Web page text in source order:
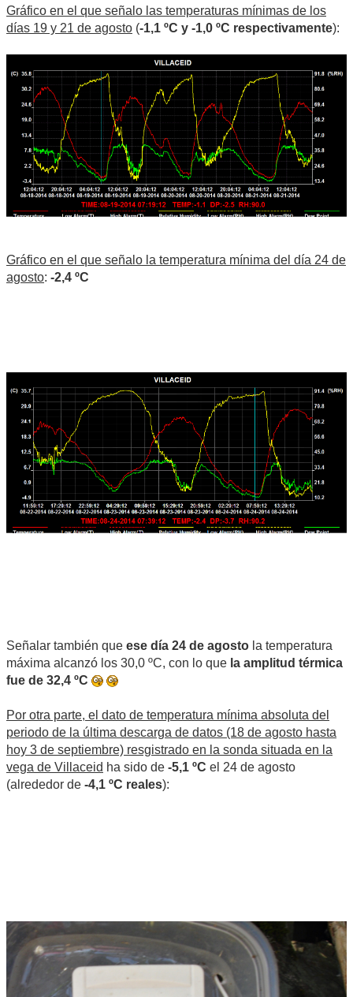
Gráfico en el que señalo las temperaturas mínimas de los
días 19 y 21 de agosto (-1,1 ºC y -1,0 ºC respectivamente):
Gráfico en el que señalo la temperatura mínima del día 24 de
agosto: -2,4 ºC
Señalar también que ese día 24 de agosto la temperatura
máxima alcanzó los 30,0 ºC, con lo que la amplitud térmica
fue de 32,4 ºC
Por otra parte, el dato de temperatura mínima absoluta del
periodo de la última descarga de datos (18 de agosto hasta
hoy 3 de septiembre) resgistrado en la sonda situada en la
vega de Villaceid ha sido de -5,1 ºC el 24 de agosto
(alrededor de -4,1 ºC reales):